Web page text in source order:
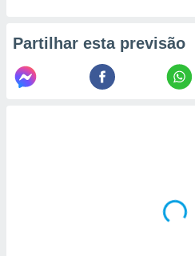
Partilhar esta previsão